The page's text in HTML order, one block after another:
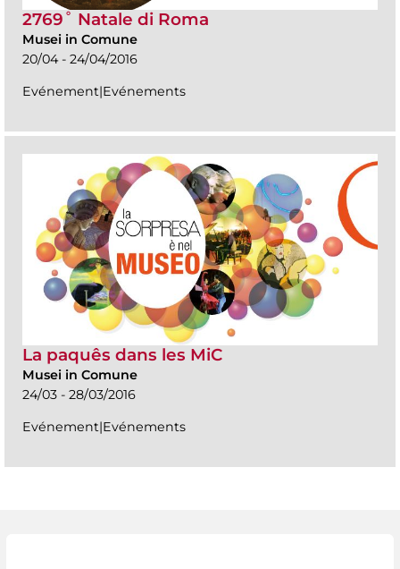
2769˚ Natale di Roma
Musei in Comune
20/04 - 24/04/2016
Evénement|Evénements
La paquês dans les MiC
Musei in Comune
24/03 - 28/03/2016
Evénement|Evénements